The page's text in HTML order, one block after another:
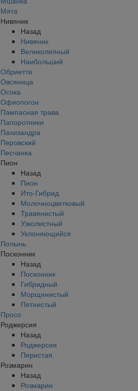
Мята
Нивяник
Назад
Нивяник
Великолепный
Наибольший
Обриетта
Овсяница
Осока
Офиопогон
Пампасная трава
Папоротники
Пахизандра
Перовский
Песчанка
Пион
Назад
Пион
Ито-Гибрид
Молочноцветковый
Травянистый
Узколистный
Уклоняющийся
Полынь
Посконник
Назад
Посконник
Гибридный
Морщинистый
Пятнистый
Просо
Роджерсия
Назад
Роджерсия
Перистая
Розмарин
Назад
Розмарин